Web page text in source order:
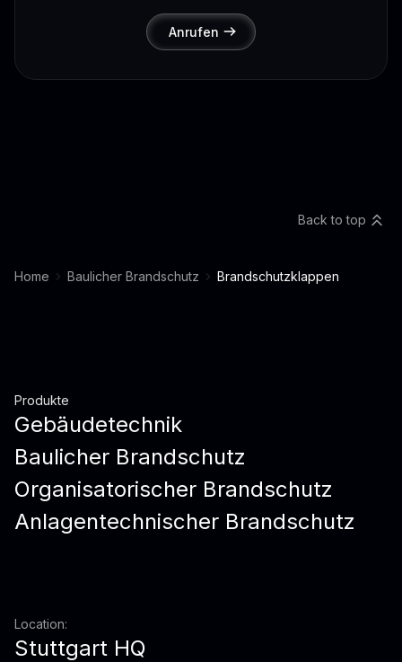
Anrufen
Home Baulicher Brandschutz Brandschutzklappen
Back to top
Produkte
Gebäudetechnik
Baulicher Brandschutz
Organisatorischer Brandschutz
Anlagentechnischer Brandschutz
Location:
Stuttgart HQ